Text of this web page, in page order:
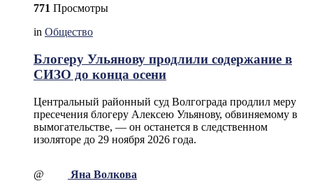
771 Просмотры
in Общество
Блогеру Ульянову продлили содержание в
СИЗО до конца осени
Центральный районный суд Волгограда продлил меру
пресечения блогеру Алексею Ульянову, обвиняемому в
вымогательстве, — он останется в следственном
изоляторе до 29 ноября 2026 года.
@ Яна Волкова